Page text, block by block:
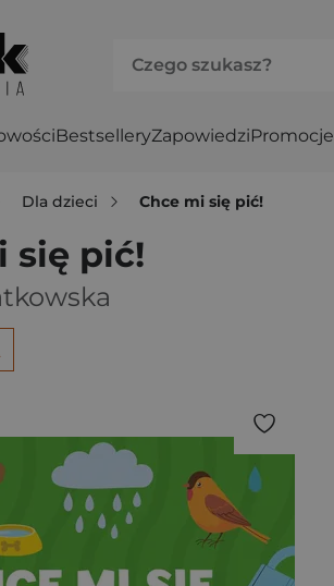
BestselleryZapowiedziPromocje
Dla dzieci Chce mi się pić!
się pić!